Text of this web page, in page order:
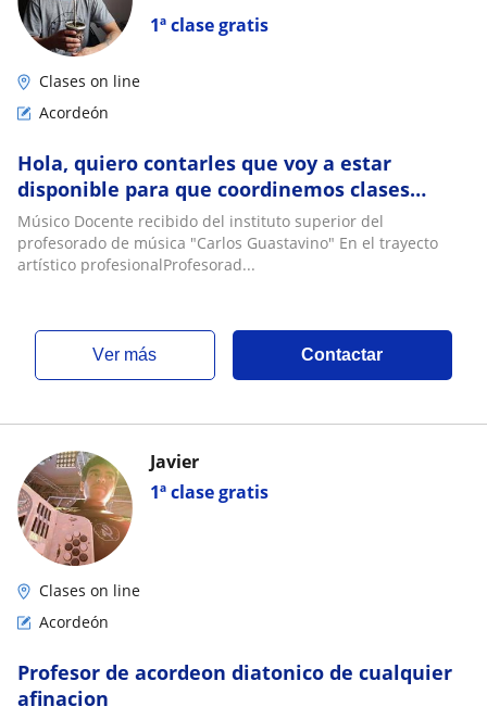
1ª clase gratis
Clases on line
Acordeón
Hola, quiero contarles que voy a estar
disponible para que coordinemos clases
particulares de acordeón a piano y guitarra
criolla
Músico Docente recibido del instituto superior del
profesorado de música "Carlos Guastavino" En el trayecto
artístico profesionalProfesorad...
ver más Contactar
1ª clase gratis
Javier
Clases on line
Acordeón
Profesor de acordeon diatonico de cualquier
afinacion